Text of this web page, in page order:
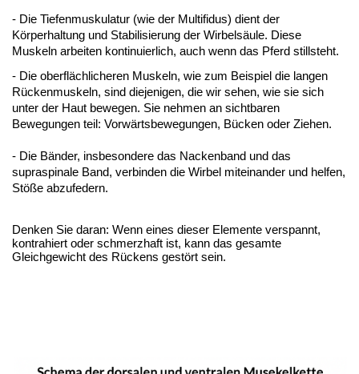
- Die Tiefenmuskulatur (wie der Multifidus) dient der
Körperhaltung und Stabilisierung der Wirbelsäule. Diese
Muskeln arbeiten kontinuierlich, auch wenn das Pferd stillsteht.
- Die oberflächlicheren Muskeln, wie zum Beispiel die langen
Rückenmuskeln, sind diejenigen, die wir sehen, wie sie sich
unter der Haut bewegen. Sie nehmen an sichtbaren
Bewegungen teil: Vorwärtsbewegungen, Bücken oder Ziehen.
- Die Bänder, insbesondere das Nackenband und das
supraspinale Band, verbinden die Wirbel miteinander und helfen,
Stöße abzufedern.
Denken Sie daran: Wenn eines dieser Elemente verspannt,
kontrahiert oder schmerzhaft ist, kann das gesamte
Gleichgewicht des Rückens gestört sein.